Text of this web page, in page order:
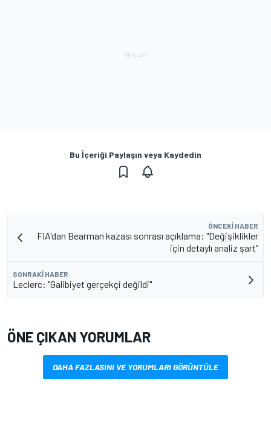
Bu İçeriği Paylaşın veya Kaydedin
ÖNCEKI HABER
FIA'dan Bearman kazası sonrası açıklama: "Değişiklikler
için detaylı analiz şart"
SONRAKI HABER
Leclerc: "Galibiyet gerçekçi değildi"
ÖNE ÇIKAN YORUMLAR
DAHA FAZLASINI VE YORUMLARI GÖRÜNTÜLE